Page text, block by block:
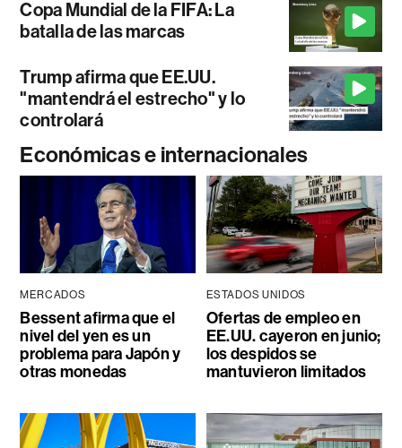
Copa Mundial de la FIFA: La
batalla de las marcas
Trump afirma que EE.UU.
"mantendrá el estrecho" y lo
controlará
Económicas e internacionales
MERCADOS
Bessent afirma que el
nivel del yen es un
problema para Japón y
otras monedas
ESTADOS UNIDOS
Ofertas de empleo en
EE.UU. cayeron en junio;
los despidos se
mantuvieron limitados